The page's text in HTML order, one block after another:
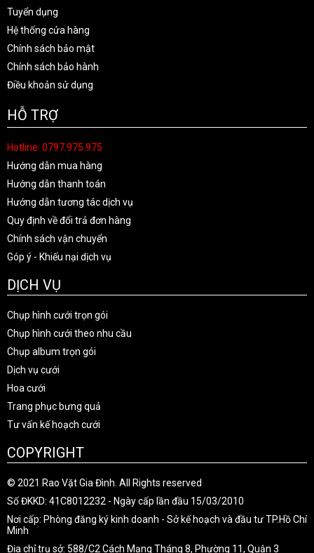
Tuyển dụng
Hệ thống cửa hàng
Chính sách bảo mật
Chính sách bảo hành
Điều khoản sử dụng
HỖ TRỢ
Hotline: 0797.975.975
Hướng dẫn mua hàng
Hướng dẫn thanh toán
Hướng dẫn tương tác dịch vụ
Quy định về đổi trả đơn hàng
Chính sách vận chuyển
Góp ý - Khiếu nại dịch vụ
DỊCH VỤ
Chụp hình cưới trọn gói
Chụp hình cưới theo nhu cầu
Chụp album trọn gói
Dịch vụ cưới
Hoa cưới
Trang phục bưng quả
Tư vấn kế hoạch cưới
COPYRIGHT
© 2021 Rao Vặt Gia Đình. All Rights reserved
Số ĐKKD: 41C8012232 - Ngày cấp lần đầu 15/03/2010
Nơi cấp: Phòng đăng ký kinh doanh - Sở kế hoạch và đầu tư TP.Hồ Chí
Minh
Địa chỉ trụ sở: 588/C2 Cách Mạng Tháng 8, Phường 11, Quận 3